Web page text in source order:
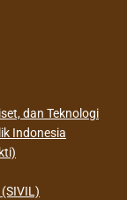
dan Teknologi
Indonesia